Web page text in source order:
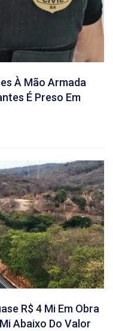
À Mão Armada
É Preso Em
R$ 4 Mi Em Obra
Abaixo Do Valor